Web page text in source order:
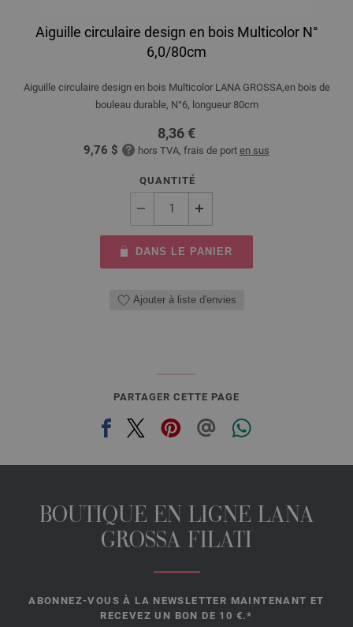
Aiguille circulaire design en bois Multicolor N°
6,0/80cm
Aiguille circulaire design en bois Multicolor LANA GROSSA,en bois de
bouleau durable, N°6, longueur 80cm
8,36 €
9,76 $ hors TVA, frais de port en sus
QUANTITÉ
DANS LE PANIER
Ajouter à liste d'envies
PARTAGER CETTE PAGE
BOUTIQUE EN LIGNE LANA
GROSSA FILATI
ABONNEZ-VOUS À LA NEWSLETTER MAINTENANT ET
RECEVEZ UN BON DE 10 €.*